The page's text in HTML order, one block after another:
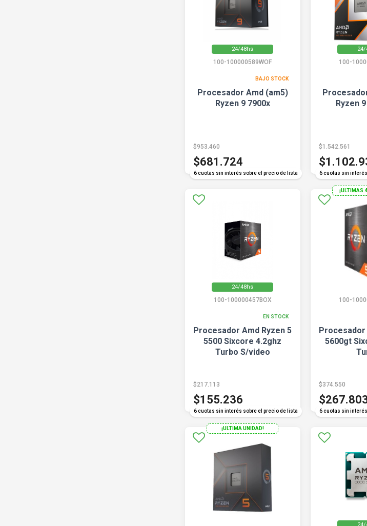
24/48hs
100-100000589WOF
BAJO STOCK
Procesador Amd (am5)
Ryzen 9 7900x
6 cuotas sin interés sobre el precio de lista
$953.460
$681.724
24/
100-
Ryzen
6 cuotas sin
$1.542.561
24/48hs
100-100000457BOX
EN STOCK
Procesador Amd Ryzen 5
5500 Sixcore 4.2ghz
Turbo S/video
6 cuotas sin interés sobre el precio de lista
$217.113
$155.236
¡ULTIMAS
100-
Procesador
5600gt
6 cuotas sin
$374.550
¡ULTIMA UNIDAD!